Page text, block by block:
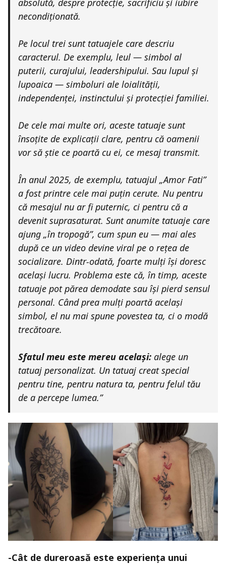
absolută, despre protecție, sacrificiu și iubire
necondiționată.
Pe locul trei sunt tatuajele care descriu
caracterul. De exemplu, leul — simbol al
puterii, curajului, leadershipului. Sau lupul și
lupoaica — simboluri ale loialității,
independenței, instinctului și protecției familiei.
De cele mai multe ori, aceste tatuaje sunt
însoțite de explicații clare, pentru că oamenii
vor să știe ce poartă cu ei, ce mesaj transmit.
În anul 2025, de exemplu, tatuajul „Amor Fati”
a fost printre cele mai puțin cerute. Nu pentru
că mesajul nu ar fi puternic, ci pentru că a
devenit suprasaturat. Sunt anumite tatuaje care
ajung „în tropogă”, cum spun eu — mai ales
după ce un video devine viral pe o rețea de
socializare. Dintr-odată, foarte mulți își doresc
același lucru. Problema este că, în timp, aceste
tatuaje pot părea demodate sau își pierd sensul
personal. Când prea mulți poartă același
simbol, el nu mai spune povestea ta, ci o modă
trecătoare.
Sfatul meu este mereu același: alege un
tatuaj personalizat. Un tatuaj creat special
pentru tine, pentru natura ta, pentru felul tău
de a percepe lumea.”
-Cât de dureroasă este experiența unui